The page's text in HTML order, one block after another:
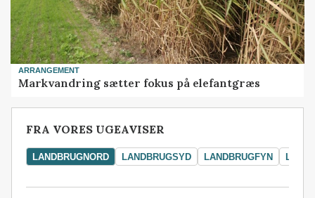
ARRANGEMENT
Markvandring sætter fokus på elefantgræs
FRA VORES UGEAVISER
LANDBRUGNORD LANDBRUGSYD LANDBRUGFYN